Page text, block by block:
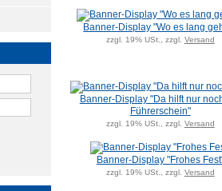
Banner-Display "Wo es lang
zzgl. 19% USt., zzgl. Versand
Banner-Display "Da hilft nur
Führerschein"
zzgl. 19% USt., zzgl. Versand
Banner-Display "Frohes
zzgl. 19% USt., zzgl. Versand